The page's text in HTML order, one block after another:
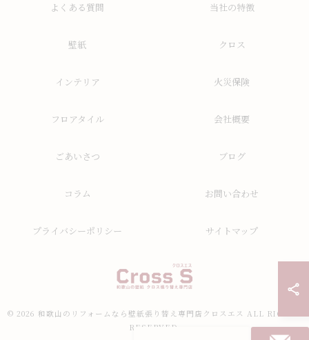
よくある質問 当社の特徴
壁紙 クロス
インテリア 火災保険
フロアタイル 会社概要
ごあいさつ ブログ
コラム お問い合わせ
プライバシーポリシー サイトマップ
© 2026 和歌山のリフォームなら壁紙張り替え専門店クロスエス ALL RIGHTS
RESERVED.